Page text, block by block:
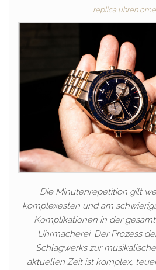
replica uhren
Die Minutenrepetition gilt
komplexesten und am
Komplikationen in der
Uhrmacherei. Der Prozess
Schlagwerks zur
aktuellen Zeit ist komplex,